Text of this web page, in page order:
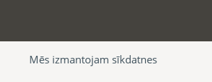
Mēs izmantojam sīkdatnes